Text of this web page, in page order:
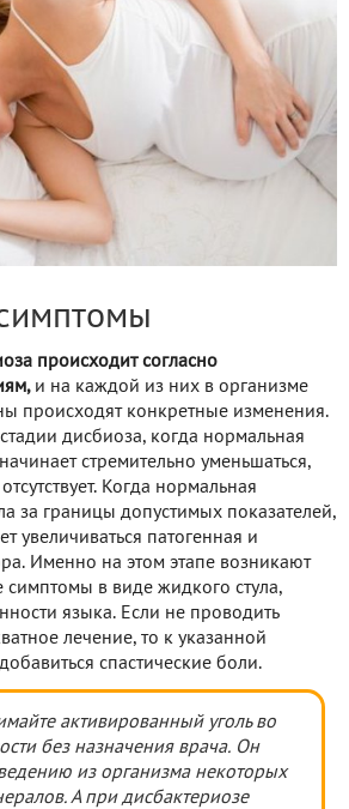
происходит согласно
и на каждой из них в организме
происходят конкретные изменения.
дисбиоза, когда нормальная
стремительно уменьшаться,
Когда нормальная
за границы допустимых показателей,
увеличиваться патогенная и
Именно на этом этапе возникают
в виде жидкого стула,
языка. Если не проводить
лечение, то к указанной
спастические боли.
активированный уголь во
без назначения врача. Он
из организма некоторых
А при дисбактериозе